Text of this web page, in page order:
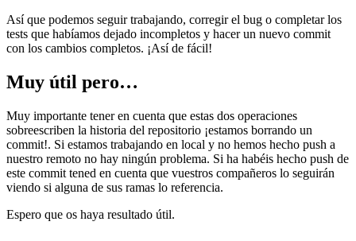
Así que podemos seguir trabajando, corregir el bug o completar los
tests que habíamos dejado incompletos y hacer un nuevo commit
con los cambios completos. ¡Así de fácil!
Muy útil pero…
Muy importante tener en cuenta que estas dos operaciones
sobreescriben la historia del repositorio ¡estamos borrando un
commit!. Si estamos trabajando en local y no hemos hecho push a
nuestro remoto no hay ningún problema. Si ha habéis hecho push de
este commit tened en cuenta que vuestros compañeros lo seguirán
viendo si alguna de sus ramas lo referencia.
Espero que os haya resultado útil.